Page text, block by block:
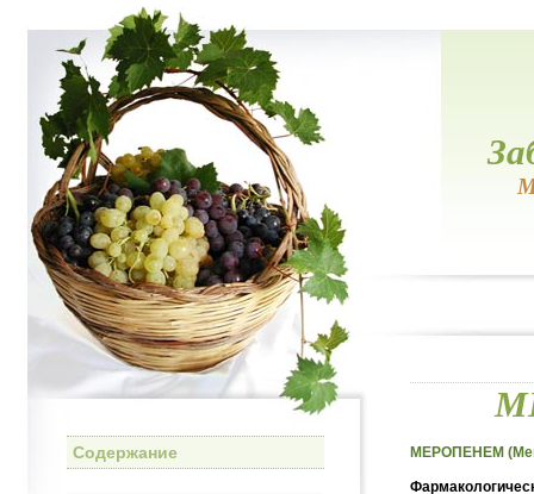
Содержание МЕРОПЕНЕМ